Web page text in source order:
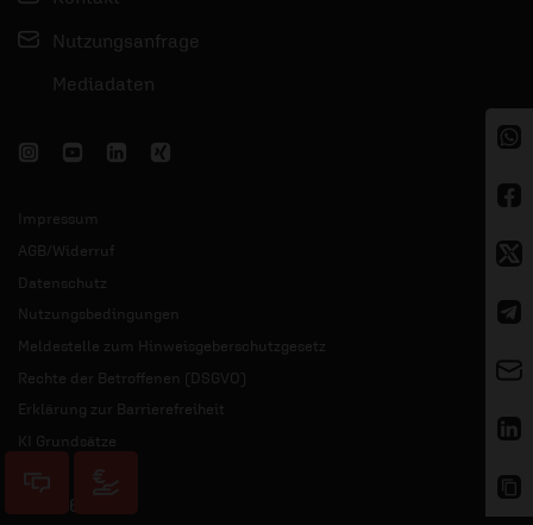
Nutzungsanfrage
Mediadaten
Impressum
AGB/Widerruf
Datenschutz
Nutzungsbedingungen
Meldestelle zum Hinweisgeberschutzgesetz
Rechte der Betroffenen (DSGVO)
Erklärung zur Barrierefreiheit
KI Grundsätze
© 2026 ERF